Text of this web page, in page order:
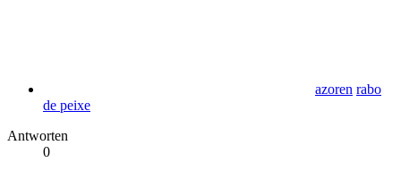
azoren rabo
de peixe
Antworten
0